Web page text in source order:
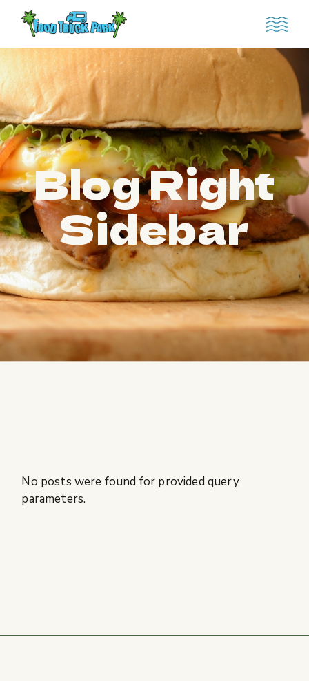
Blog Right
Sidebar
No posts were found for provided query
parameters.